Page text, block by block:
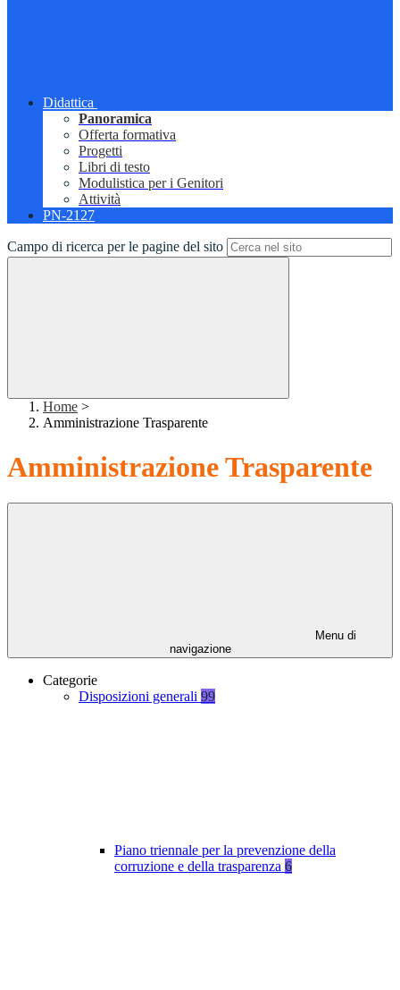
Didattica
Panoramica
Offerta formativa
Progetti
Libri di testo
Modulistica per i Genitori
Attività
PN-2127
Campo di ricerca per le pagine del sito
Home >
Amministrazione Trasparente
Amministrazione Trasparente
Menu di
navigazione
Categorie
Disposizioni generali 99
Piano triennale per la prevenzione della
corruzione e della trasparenza 6